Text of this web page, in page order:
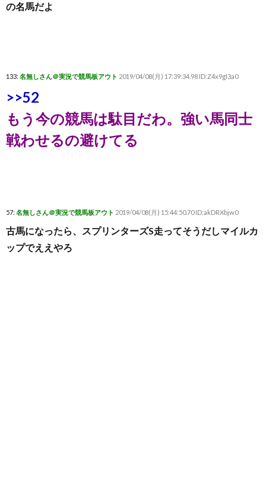
の名馬だよ
133: 名無しさん＠実況で競馬板アウト 2019/04/08(月) 17:39:34.98 ID:Z4x9gI3a0
>>52
もう今の競馬は駄目だわ。強い馬同士
戦わせるの避けてる
57: 名無しさん＠実況で競馬板アウト 2019/04/08(月) 15:44:50.70 ID:akDRXbjw0
古馬になったら、スプリンターズS走ってそうだしマイルカ
ップでええやろ